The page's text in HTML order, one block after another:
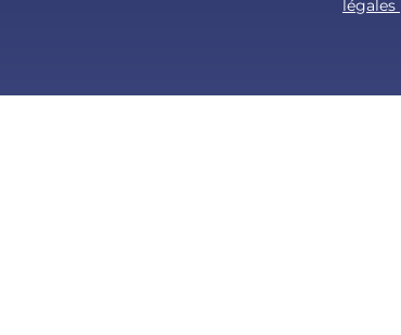
légales